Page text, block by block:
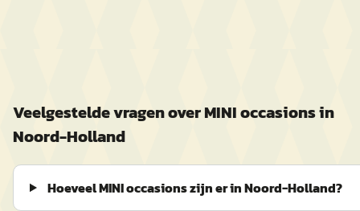
Veelgestelde vragen overMINIoccasions in
Noord-Holland
Hoeveel MINI occasions zijn er in Noord-Holland?